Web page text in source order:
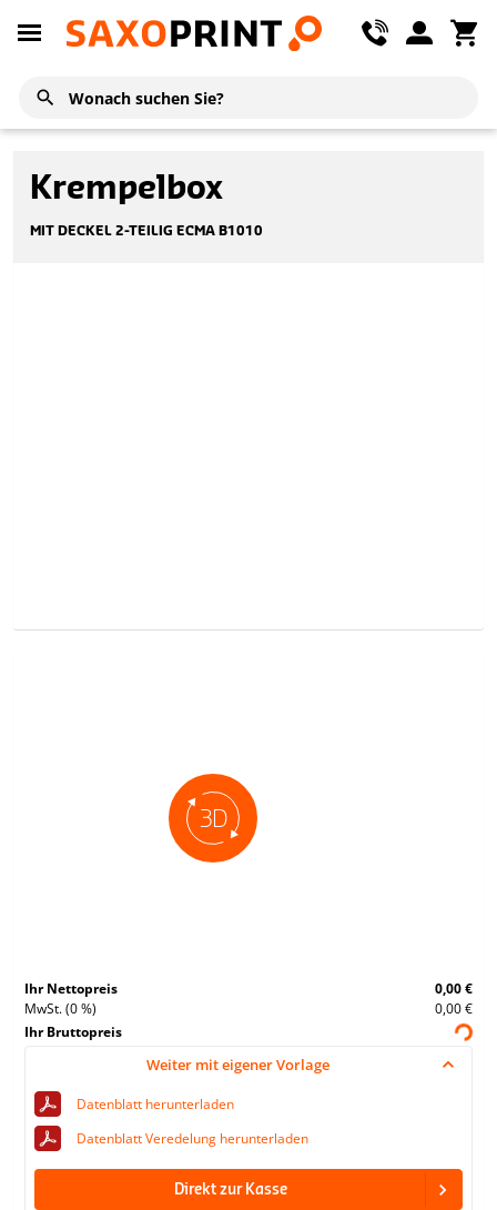
Krempelbox
MIT DECKEL 2-TEILIG ECMA B1010
Ihr Nettopreis
0,00 €
MwSt. (0 %)
0,00 €
Ihr Bruttopreis
Weiter mit eigener Vorlage
Datenblatt herunterladen
Datenblatt Veredelung herunterladen
Direkt zur Kasse